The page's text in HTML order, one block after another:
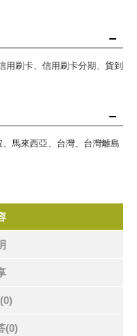
用刷卡、信用刷卡分期、貨到
馬來西亞、台灣、台灣離島
(0)